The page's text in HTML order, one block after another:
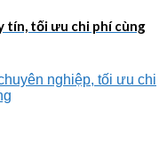
tín, tối ưu chi phí cùng
nghiệp, tối ưu chi